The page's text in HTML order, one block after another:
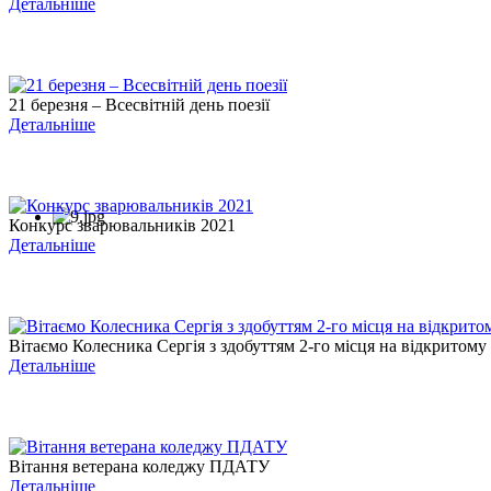
Детальніше
21 березня – Всесвітній день поезії
Детальніше
Конкурс зварювальників 2021
Детальніше
Вітаємо Колесника Сергія з здобуттям 2-го місця на відкритому
Детальніше
Вітання ветерана коледжу ПДАТУ
Детальніше